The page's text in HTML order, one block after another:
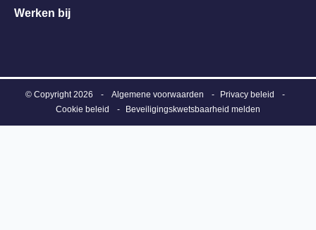
Werken bij
© Copyright 2026 - Algemene voorwaarden
Privacy beleid
Cookie beleid
Beveiligingskwetsbaarheid melden